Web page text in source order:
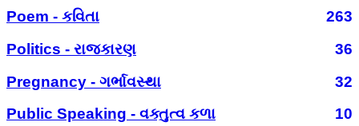
Poem - કવિતા
263
Politics - રાજકારણ
36
Pregnancy - ગર્ભાવસ્થા
32
Public Speaking - વક્તુત્વ કળા
10